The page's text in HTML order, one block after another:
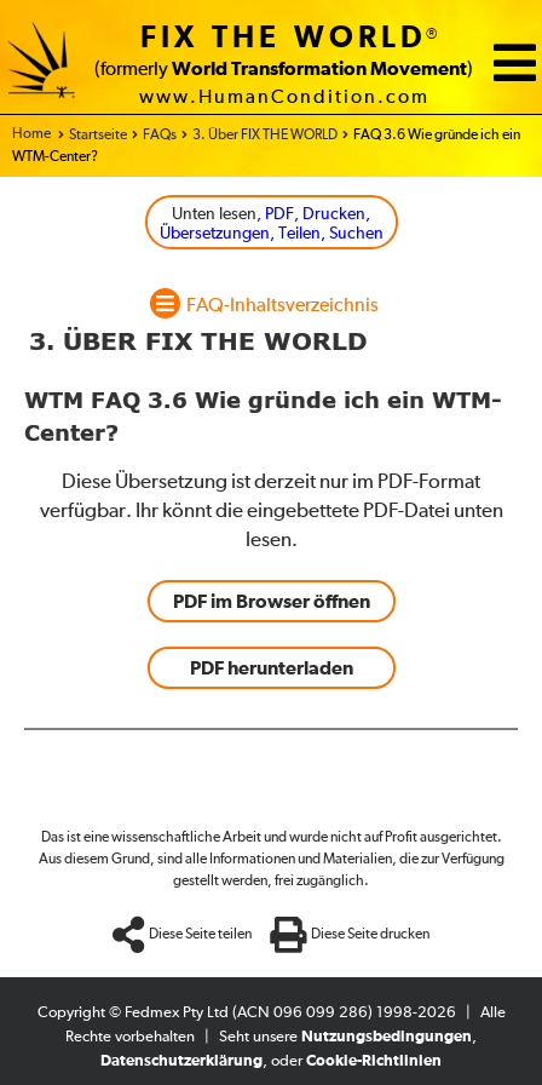
FIX THE WORLD®
(formerly World Transformation Movement)
www.HumanCondition.com
Home Startseite FAQs 3. Über FIX THE WORLD
FAQ 3.6 Wie gründe ich ein
WTM-Center?
Unten lesen, PDF, Drucken,
Übersetzungen, Teilen, Suchen
FAQ-Inhaltsverzeichnis
3. ÜBER FIX THE WORLD
WTM FAQ 3.6 Wie gründe ich ein WTM-
Center?
Diese Übersetzung ist derzeit nur im PDF-Format
verfügbar. Ihr könnt die eingebettete PDF-Datei unten
lesen.
PDF im Browser öffnen
PDF herunterladen
Das ist eine wissenschaftliche Arbeit und wurde nicht auf Profit ausgerichtet.
Aus diesem Grund, sind alle Informationen und Materialien, die zur Verfügung
gestellt werden, frei zugänglich.
Diese Seite teilen Diese Seite drucken
Copyright © Fedmex Pty Ltd (ACN 096 099 286) 1998-2026
Alle
Rechte vorbehalten
Seht unsere Nutzungsbedingungen,
Datenschutzerklärung, oderCookie-Richtlinien